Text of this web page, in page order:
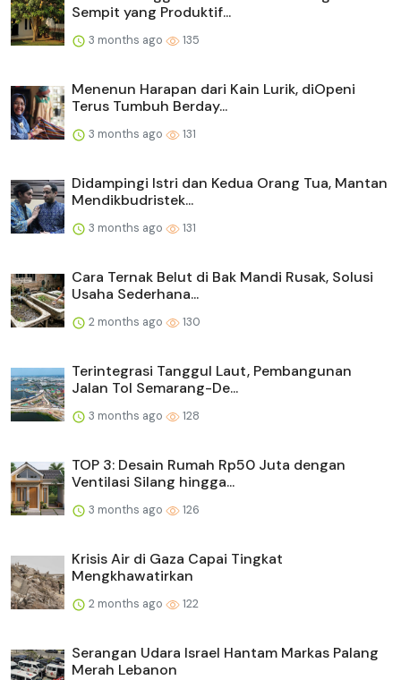
Sempit yang Produktif...
3 months ago 135
Menenun Harapan dari Kain Lurik, diOpeni
Terus Tumbuh Berday...
3 months ago 131
Didampingi Istri dan Kedua Orang Tua, Mantan
Mendikbudristek...
3 months ago 131
Cara Ternak Belut di Bak Mandi Rusak, Solusi
Usaha Sederhana...
2 months ago 130
Terintegrasi Tanggul Laut, Pembangunan
Jalan Tol Semarang-De...
3 months ago 128
TOP 3: Desain Rumah Rp50 Juta dengan
Ventilasi Silang hingga...
3 months ago 126
Krisis Air di Gaza Capai Tingkat
Mengkhawatirkan
2 months ago 122
Serangan Udara Israel Hantam Markas Palang
Merah Lebanon